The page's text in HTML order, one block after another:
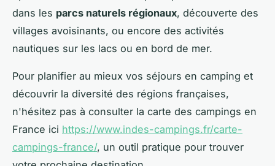
dans les parcs naturels régionaux, découverte des
villages avoisinants, ou encore des activités
nautiques sur les lacs ou en bord de mer.
Pour planifier au mieux vos séjours en camping et
découvrir la diversité des régions françaises,
n'hésitez pas à consulter la carte des campings en
France ici https://www.indes-campings.fr/carte-
campings-france/, un outil pratique pour trouver